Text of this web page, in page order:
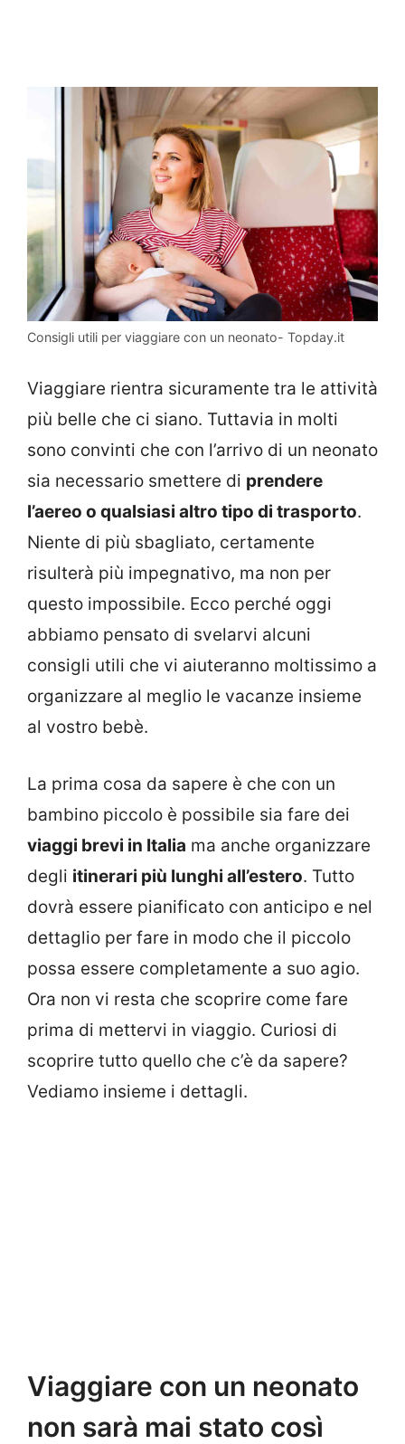
Consigli utili per viaggiare con un neonato- Topday.it
Viaggiare rientra sicuramente tra le attività
più belle che ci siano. Tuttavia in molti
sono convinti che con l’arrivo di un neonato
sia necessario smettere di prendere
l’aereo o qualsiasi altro tipo di trasporto.
Niente di più sbagliato, certamente
risulterà più impegnativo, ma non per
questo impossibile. Ecco perché oggi
abbiamo pensato di svelarvi alcuni
consigli utili che vi aiuteranno moltissimo a
organizzare al meglio le vacanze insieme
al vostro bebè.
La prima cosa da sapere è che con un
bambino piccolo è possibile sia fare dei
viaggi brevi in Italia ma anche organizzare
degli itinerari più lunghi all’estero. Tutto
dovrà essere pianificato con anticipo e nel
dettaglio per fare in modo che il piccolo
possa essere completamente a suo agio.
Ora non vi resta che scoprire come fare
prima di mettervi in viaggio. Curiosi di
scoprire tutto quello che c’è da sapere?
Vediamo insieme i dettagli.
Viaggiare con un neonato
non sarà mai stato così